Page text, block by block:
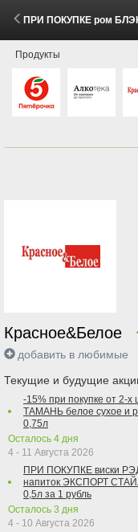
ПРИ ПОКУПКЕ ром БЛЭК ПИРЛ УАЙТ 0.7л газ.
Продукты
Красное&Белое
добавить в любимые
Текущие и будущие
-15% при покупке от 2-
ТАМАНЬ белое сухое и
0,75л
Осталось 4 дня
4 - 11 Августа 2026
ПРИ ПОКУПКЕ виски
напиток ЭКСПОРТ
0,5л за 1 рубль
Осталось 3 дня
4 - 10 Августа 2026